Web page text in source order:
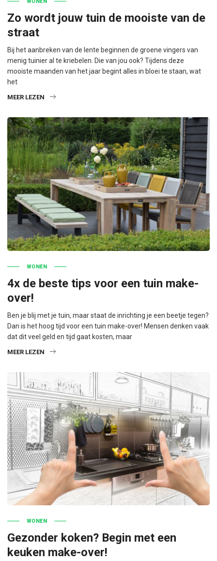
WONEN
Zo wordt jouw tuin de mooiste van de
straat
Bij het aanbreken van de lente beginnen de groene vingers van
menig tuinier al te kriebelen. Die van jou ook? Tijdens deze
mooiste maanden van het jaar begint alles in bloei te staan, wat
het
MEER LEZEN
WONEN
4x de beste tips voor een tuin make-
over!
Ben je blij met je tuin, maar staat de inrichting je een beetje tegen?
Dan is het hoog tijd voor een tuin make-over! Mensen denken vaak
dat dit veel geld en tijd gaat kosten, maar
MEER LEZEN
WONEN
Gezonder koken? Begin met een
keuken make-over!